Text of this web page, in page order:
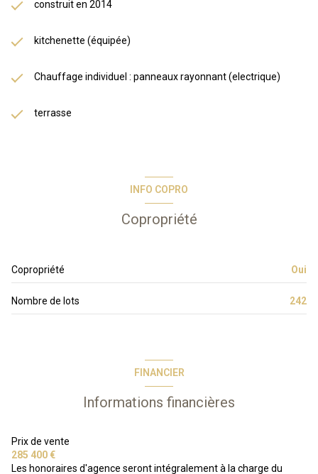
construit en 2014
kitchenette (équipée)
Chauffage individuel : panneaux rayonnant (electrique)
terrasse
INFO COPRO
Copropriété
Copropriété Oui
Nombre de lots 242
FINANCIER
Informations financières
Prix de vente
285 400 €
Les honoraires d'agence seront intégralement à la charge du